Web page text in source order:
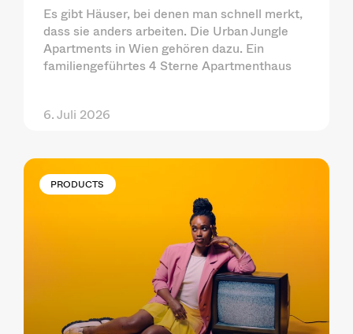
Es gibt Häuser, bei denen man schnell merkt,
dass sie anders arbeiten. Die Urban Jungle
Apartments in Wien gehören dazu. Ein
familiengeführtes 4 Sterne Apartmenthaus
6. Juli 2026
PRODUCTS